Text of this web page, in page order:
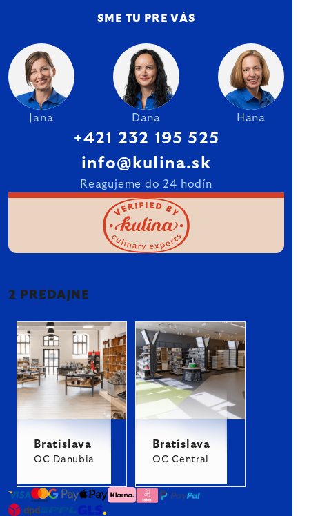
SME TU PRE VÁS
Jana Dana Hana
+421 232 195 525
info@kulina.sk
Reagujeme do 24 hodín
2 PREDAJNE
Bratislava
OC Danubia
Bratislava
OC Central